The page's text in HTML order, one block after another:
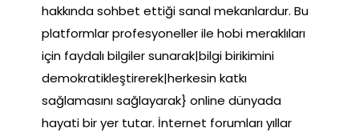
hakkında sohbet ettiği sanal mekanlardur. Bu
platformlar profesyoneller ile hobi meraklıları
için faydalı bilgiler sunarak|bilgi birikimini
demokratikleştirerek|herkesin katkı
sağlamasını sağlayarak} online dünyada
hayati bir yer tutar. İnternet forumları yıllar